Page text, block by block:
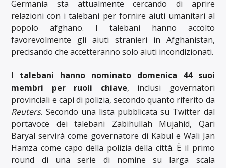
Germania sta attualmente cercando di aprire
relazioni con i talebani per fornire aiuti umanitari al
popolo afghano. I talebani hanno accolto
favorevolmente gli aiuti stranieri in Afghanistan,
precisando che accetteranno solo aiuti incondizionati.
I talebani hanno nominato domenica 44 suoi
membri per ruoli chiave, inclusi governatori
provinciali e capi di polizia, secondo quanto riferito da
Reuters. Secondo una lista pubblicata su Twitter dal
portavoce dei talebani Zabihullah Mujahid, Qari
Baryal servirà come governatore di Kabul e Wali Jan
Hamza come capo della polizia della città. È il primo
round di una serie di nomine su larga scala